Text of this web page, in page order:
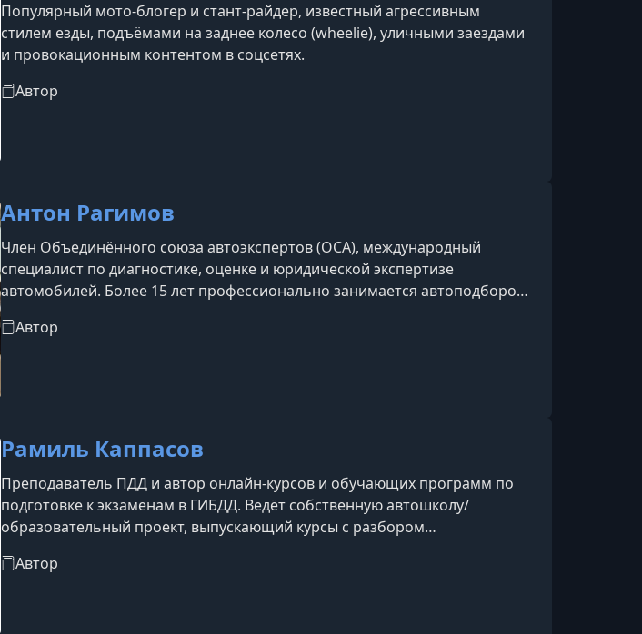
Популярный мото-блогер и стант-райдер, известный агрессивным
стилем езды, подъёмами на заднее колесо (wheelie), уличными заездами
и провокационным контентом в соцсетях.
Автор
Антон Рагимов
Член Объединённого союза автоэкспертов (ОСА), международный
специалист по диагностике, оценке и юридической экспертизе
автомобилей. Более 15 лет профессионально занимается автоподбором,
успешно работают в отрасли. Имеет более 5 000 клиентов, оставшихся
Автор
Рамиль Каппасов
Преподаватель ПДД и автор онлайн-курсов и обучающих программ по
подготовке к экзаменам в ГИБДД. Ведёт собственную автошколу/
образовательный проект, выпускающий курсы с разбором
Автор